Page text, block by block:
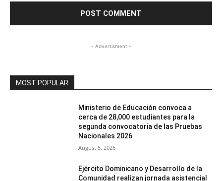
- Advertisment -
MOST POPULAR
Ministerio de Educación convoca a
cerca de 28,000 estudiantes para la
segunda convocatoria de las Pruebas
Nacionales 2026
August 5, 2026
Ejército Dominicano y Desarrollo de la
Comunidad realizan jornada asistencial